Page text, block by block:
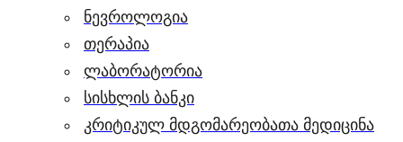
ნევროლოგია
თერაპია
ლაბორატორია
სისხლის ბანკი
კრიტიკულ მდგომარეობათა მედიცინა